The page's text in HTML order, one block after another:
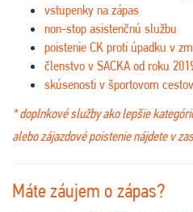
vstupenky na zápas
non-stop asistenčnú službu
poistenie CK proti úpadku v
členstvo v SACKA od roku
skúsenosti v športovom
* doplnkové služby ako lepšie
alebo zájazdové poistenie nájdete v
Máte záujem o zápas?